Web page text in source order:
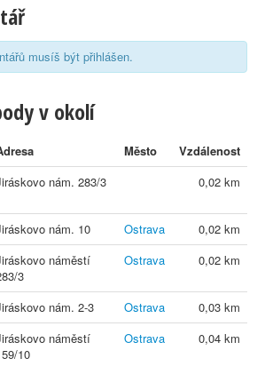
musíš být přihlášen.
v okolí
Město
Vzdálenost
nám. 283/3 0,02 km
nám. 10 Ostrava
0,02 km
náměstí
3
Ostrava 0,02 km
nám. 2-3 Ostrava
0,03 km
náměstí
10
Ostrava 0,04 km